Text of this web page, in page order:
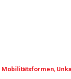
Mobilitätsformen